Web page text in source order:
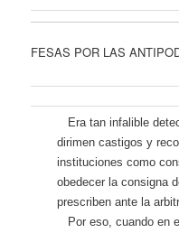
FESAS POR LAS
Era tan infalible
dirimen castigos y
instituciones como
obedecer la consigna
prescriben ante la
Por eso, cuando en